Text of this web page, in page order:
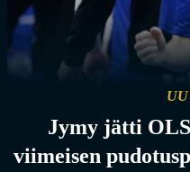
Jymy jätti
viimeisen